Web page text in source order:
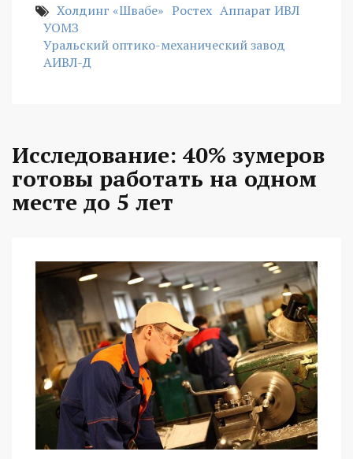
Холдинг «Швабе» Ростех Аппарат ИВЛ
УОМЗ
Уральский оптико-механический завод
АИВЛ-Д
Исследование: 40% зумеров
готовы работать на одном
месте до 5 лет